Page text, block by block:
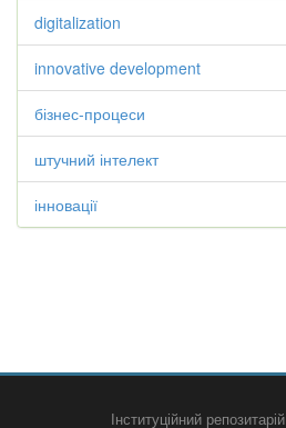
digitalization
innovative development
бізнес-процеси
штучний інтелект
інновації
Інституційний